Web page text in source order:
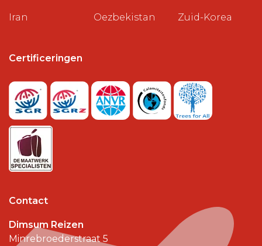
Iran Oezbekistan Zuid-Korea
Certificeringen
Contact
Dimsum Reizen
Minrebroederstraat 5